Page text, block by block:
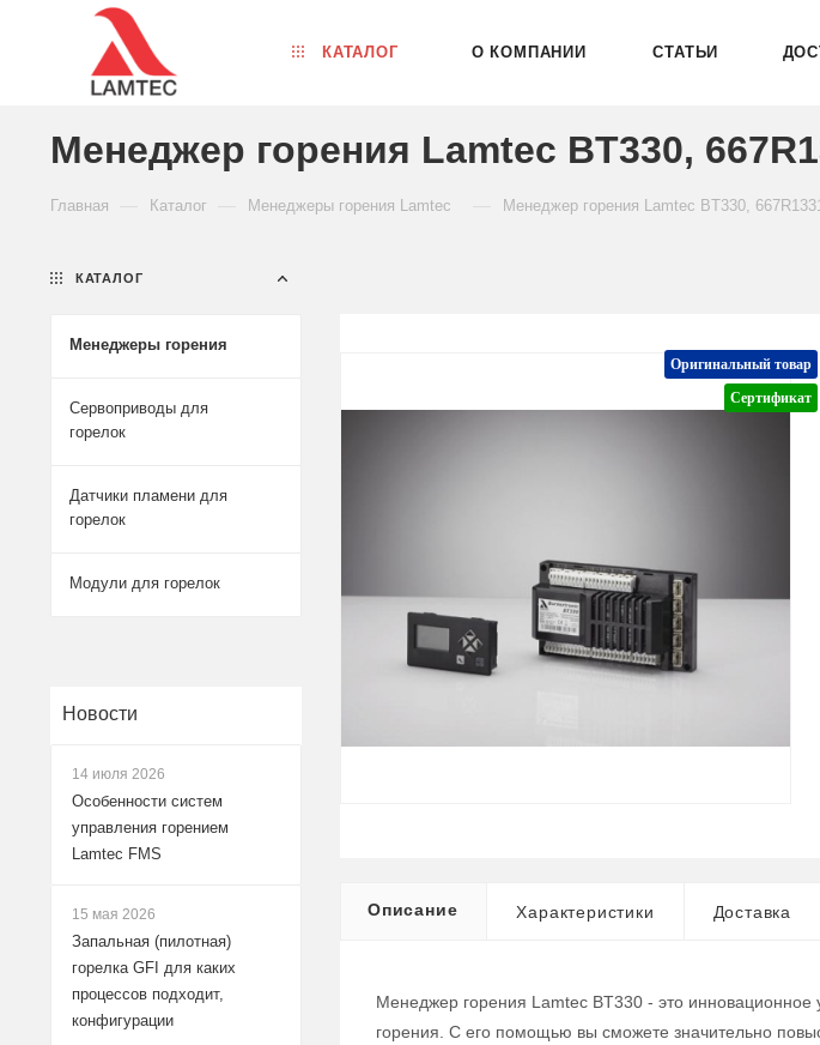
КАТАЛОГ О КОМПАНИИ СТАТЬИ
Менеджер горения Lamtec BT330,
Главная Каталог Менеджеры горения Lamtec Менеджер горения Lamtec BT330,
Оригинальный товар
Сертификат
Описание Характеристики Доставка
Менеджер горения Lamtec BT330 - это инновационное
горения. С его помощью вы сможете значительно
КАТАЛОГ
Менеджеры горения
Сервоприводы для
горелок
Датчики пламени для
горелок
Модули для горелок
Новости
14 июля 2026
Особенности систем
управления горением
Lamtec FMS
15 мая 2026
Запальная (пилотная)
горелка GFI для каких
процессов подходит,
конфигурации